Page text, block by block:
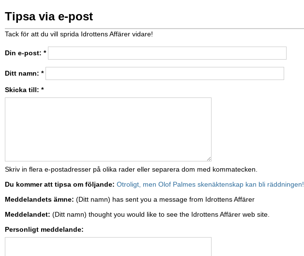
Tipsa via e-post
Tack för att du vill sprida Idrottens Affärer vidare!
Din e-post: *
Ditt namn: *
Skicka till: *
Skriv in flera e-postadresser på olika rader eller separera dom med kommatecken.
Du kommer att tipsa om följande: Otroligt, men Olof Palmes skenäktenskap kan bli räddningen!
Meddelandets ämne: (Ditt namn) has sent you a message from Idrottens Affärer
Meddelandet: (Ditt namn) thought you would like to see the Idrottens Affärer web site.
Personligt meddelande: